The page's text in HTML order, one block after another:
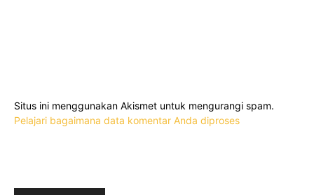
Situs ini menggunakan Akismet untuk mengurangi spam.
Pelajari bagaimana data komentar Anda diproses